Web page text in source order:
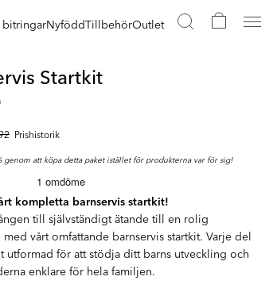
NyföddTillbehörOutlet
Startkit
Prishistorik
genom att köpa detta paket istället för produkterna var för sig!
kompletta barnservis startkit!
till självständigt ätande till en rolig
vårt omfattande barnservis startkit. Varje del
utformad för att stödja ditt barns utveckling och
enklare för hela familjen.